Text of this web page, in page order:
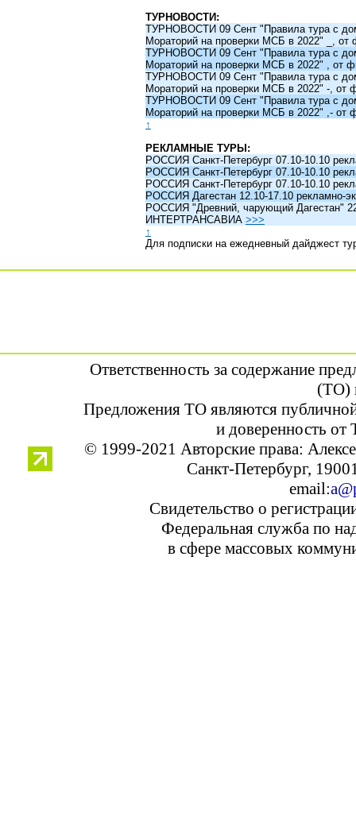
ТУРНОВОСТИ:
ТУРНОВОСТИ 09 Сент "Правила тура с
Мораторий на проверки МСБ в 2022" _,
ТУРНОВОСТИ 09 Сент "Правила тура с
Мораторий на проверки МСБ в 2022" ,
ТУРНОВОСТИ 09 Сент "Правила тура с
Мораторий на проверки МСБ в 2022" -,
ТУРНОВОСТИ 09 Сент "Правила тура с
Мораторий на проверки МСБ в 2022" ,-
↑
РЕКЛАМНЫЕ ТУРЫ:
РОССИЯ Санкт-Петербург 07.10-10.10
РОССИЯ Санкт-Петербург 07.10-10.10
РОССИЯ Санкт-Петербург 07.10-10.10
РОССИЯ Дагестан 12.10-17.10 рекламно-
РОССИЯ "Древний, чарующий Дагестан"
ИНТЕРТРАНСАВИА >>>
↑
Для подписки на ежедневный дайджест
Ответственность за содержание
(ТО)
Предложения ТО являются
и доверенность от
© 1999-2021 Авторские права:
Санкт-Петербург,
email:
Свидетельство о
Федеральная служба по
в сфере массовых